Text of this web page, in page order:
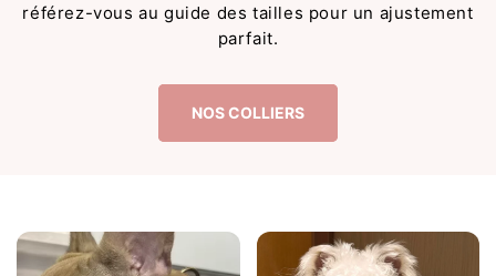
référez-vous au guide des tailles pour un ajustement
parfait.
NOS COLLIERS